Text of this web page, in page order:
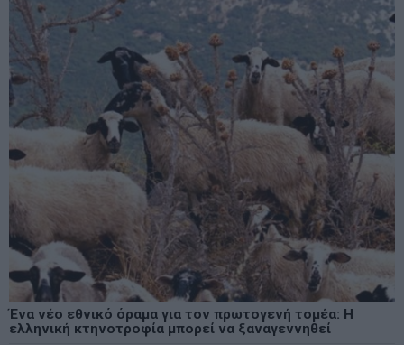
Ένα νέο εθνικό όραμα για τον πρωτογενή τομέα: Η
ελληνική κτηνοτροφία μπορεί να ξαναγεννηθεί